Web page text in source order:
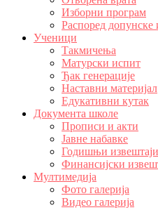
Изборни програм
Распоред допунске
Ученици
Такмичења
Матурски испит
Ђак генерације
Наставни материјал
Едукативни кутак
Документа школе
Прописи и акти
Јавне набавке
Годишњи
Финансијски
Мултимедија
Фото галерија
Видео галерија